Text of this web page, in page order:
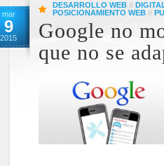
mar
9
2015
DESARROLLO WEB //
POSICIONAMIENTO WEB //
Google no
que no se